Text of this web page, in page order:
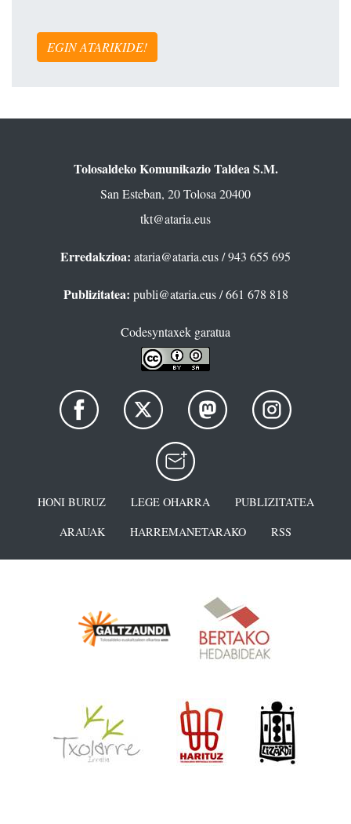
EGIN ATARIKIDE!
Tolosaldeko Komunikazio Taldea S.M.
San Esteban, 20 Tolosa 20400
tkt@ataria.eus
Erredakzioa: ataria@ataria.eus/ 943 655 695
Publizitatea: publi@ataria.eus/ 661 678 818
Codesyntaxek garatua
HONI BURUZ LEGE OHARRA
PUBLIZITATEA
ARAUAK
HARREMANETARAKO RSS